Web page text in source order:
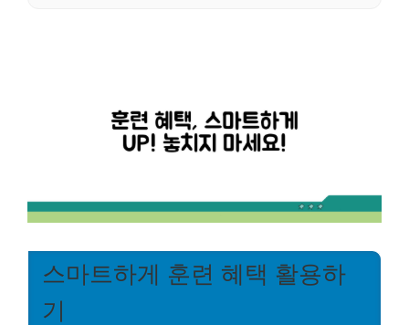
스마트하게 훈련 혜택 활용하
기